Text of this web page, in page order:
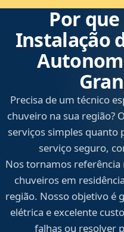
Por
Instalação
Precisa de um técnico
chuveiro na sua região?
serviços simples quanto
serviço seguro,
Nos tornamos referência
chuveiros em
região. Nosso objetivo é
elétrica e excelente
falhas ou resolver